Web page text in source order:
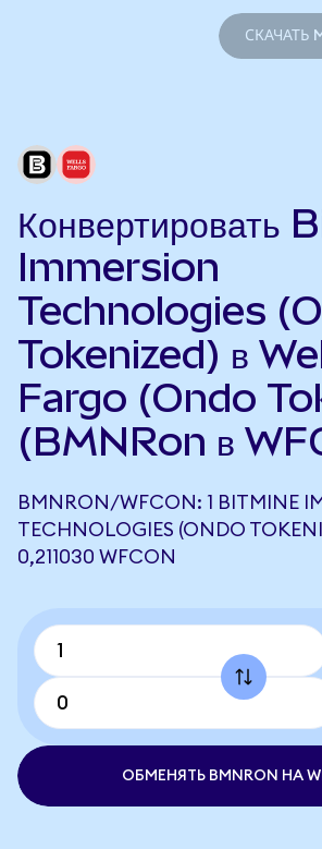
СКАЧАТЬ
Конвертировать
Immersion
Technologies
Tokenized) в
Fargo (Ondo
(BMNRon в
BMNRON/WFCON: 1 BITMINE
TECHNOLOGIES (ONDO
0,211030 WFCON
ОБМЕНЯТЬ BMNRON НА